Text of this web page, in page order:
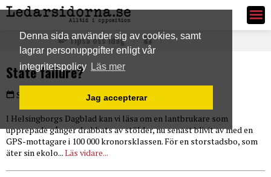
Denna sida använder sig av cookies, samt
lagrar personuppgifter enligt vår
integritetspolicy Läs mer
Jag accepterar
Ledarsidorna.se
Tipsa oss idag
State failure?
Söndag 8 mar 2015 PLUS
I Helsingborgs Dagblad kan vi läsa om en lantbrukare som
upprepade gånger drabbats av stölder, nu senast blivit av med en
GPS-mottagare i 100 000 kronorsklassen. För en storstadsbo, som
äter sin ekolo...Läs vidare...